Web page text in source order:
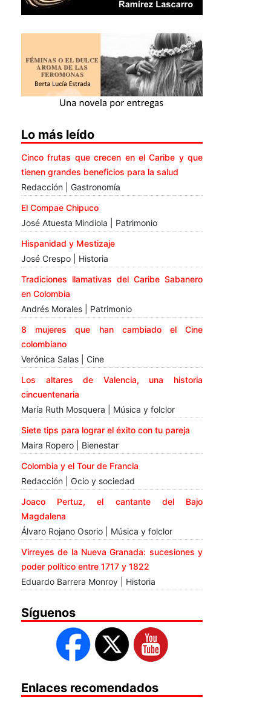
Lo más leído
Cinco frutas que crecen en el Caribe y que
tienen grandes beneficios para la salud
Redacción | Gastronomía
El Compae Chipuco
José Atuesta Mindiola | Patrimonio
Hispanidad y Mestizaje
José Crespo | Historia
Tradiciones llamativas del Caribe Sabanero
en Colombia
Andrés Morales | Patrimonio
8 mujeres que han cambiado el Cine
colombiano
Verónica Salas | Cine
Los altares de Valencia, una historia
cincuentenaria
María Ruth Mosquera | Música y folclor
Siete tips para lograr el éxito con tu pareja
Maira Ropero | Bienestar
Colombia y el Tour de Francia
Redacción | Ocio y sociedad
Joaco Pertuz, el cantante del Bajo
Magdalena
Álvaro Rojano Osorio | Música y folclor
Virreyes de la Nueva Granada: sucesiones y
poder político entre 1717 y 1822
Eduardo Barrera Monroy | Historia
Síguenos
Enlaces recomendados